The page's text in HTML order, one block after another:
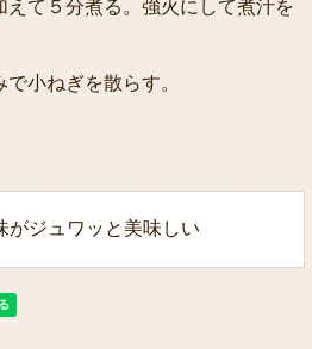
えて５分煮る。強火にして煮汁を
小ねぎを散らす。
がジュワッと美味しい